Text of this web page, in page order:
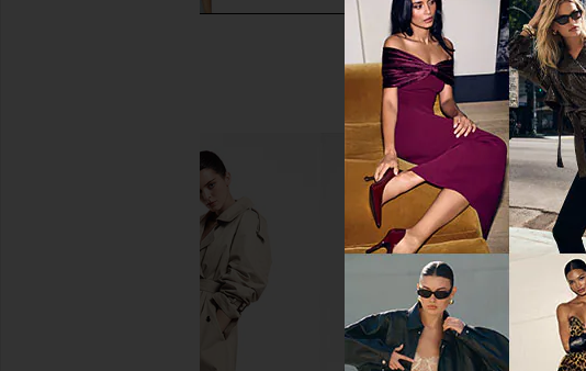
Free People Cassius Denim Set in
Bleachout
LIONESS Angelic Mini Dress in Ivory
LIONESS
$90